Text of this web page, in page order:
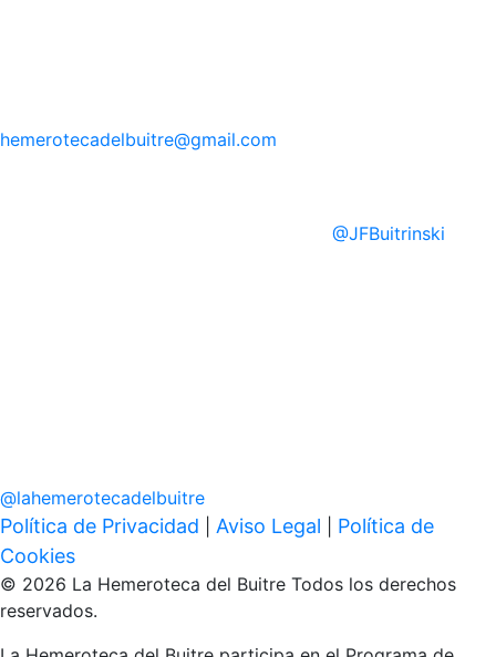
hemerotecadelbuitre@gmail.com
@JFBuitrinski
@lahemerotecadelbuitre
Política de Privacidad Aviso Legal
Política de
Cookies
© 2026 La Hemeroteca del Buitre Todos los derechos
reservados.